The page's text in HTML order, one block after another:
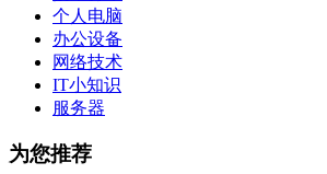
个人电脑
办公设备
网络技术
IT小知识
服务器
为您推荐